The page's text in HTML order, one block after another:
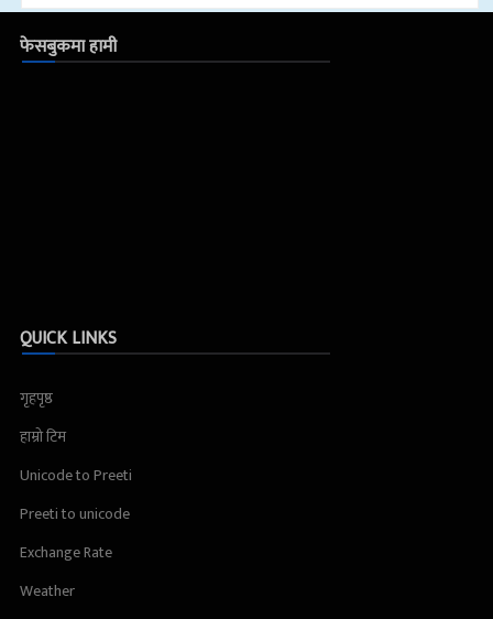
फेसबुकमा हामी
QUICK LINKS
गृहपृष्ठ
हाम्रो टिम
Unicode to Preeti
Preeti to unicode
Exchange Rate
Weather